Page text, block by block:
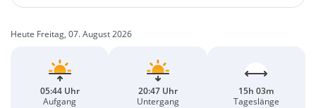
Heute Freitag, 07. August 2026
05:44 Uhr
Aufgang
20:47 Uhr
Untergang
15h 03m
Tageslänge